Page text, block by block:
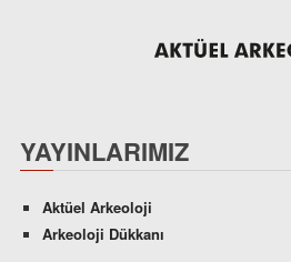
YAYINLARIMIZ
Aktüel Arkeoloji
Arkeoloji Dükkanı